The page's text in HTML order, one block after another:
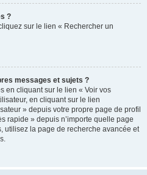
?
sur le lien « Rechercher un
messages et sujets ?
en cliquant sur le lien « Voir vos
en cliquant sur le lien
» depuis votre propre page de profil
rapide » depuis n’importe quelle page
utilisez la page de recherche avancée et